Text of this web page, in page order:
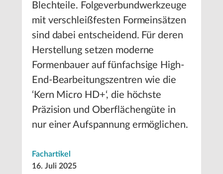
Blechteile. Folgeverbundwerkzeuge
mit verschleißfesten Formeinsätzen
sind dabei entscheidend. Für deren
Herstellung setzen moderne
Formenbauer auf fünfachsige High-
End-Bearbeitungszentren wie die
‘Kern Micro HD+‘, die höchste
Präzision und Oberflächengüte in
nur einer Aufspannung ermöglichen.
Fachartikel
16. Juli 2025